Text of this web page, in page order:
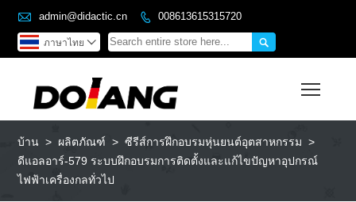
 admin@didactic.cn  008613615315720

ภาษาไทย 
บ้าน > ผลิตภัณฑ์ > ซีรีส์การฝึกอบรมหุ่นยนต์อุตสาหกรรม >
ดีแอลอาร์-579 ระบบฝึกอบรมการติดตั้งและแก้ไขปัญหาอุปกรณ์
ไฟฟ้าเครื่องกลทั่วไป